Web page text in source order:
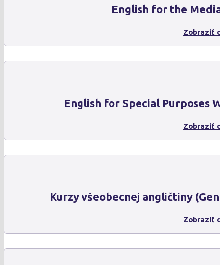
English for the
Zobraziť
English for Special Purposes
Zobraziť
Kurzy všeobecnej angličtiny
Zobraziť